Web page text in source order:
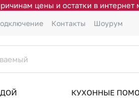
цены и остатки в интернет
Контакты Шоурум
КУХОННЫЕ